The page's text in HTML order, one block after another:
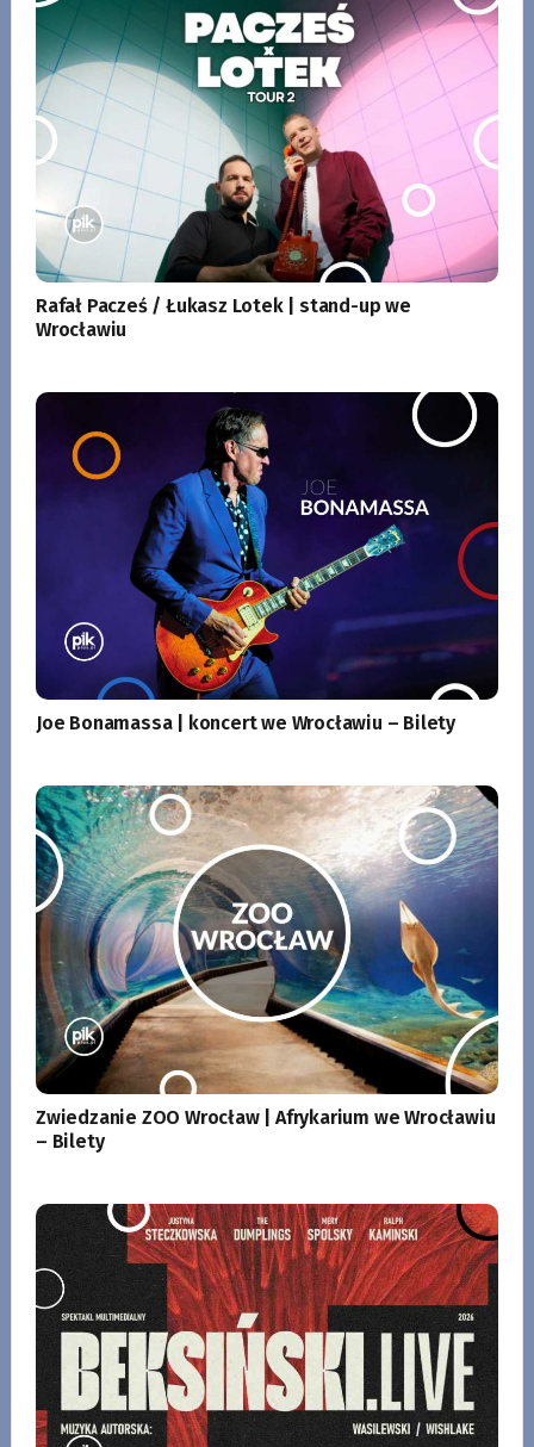
Rafał Pacześ / Łukasz Lotek | stand-up we
Wrocławiu
Joe Bonamassa | koncert we Wrocławiu – Bilety
Zwiedzanie ZOO Wrocław | Afrykarium we Wrocławiu
– Bilety